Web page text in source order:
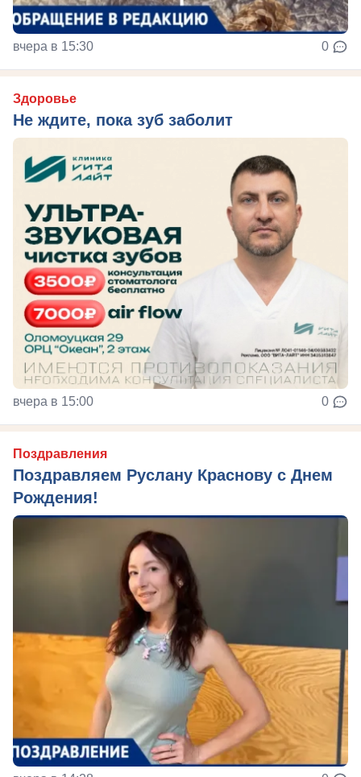
вчера в 15:30 0
Здоровье
Не ждите, пока зуб заболит
вчера в 15:00 0
Поздравления
Поздравляем Руслану Краснову с Днем
Рождения!